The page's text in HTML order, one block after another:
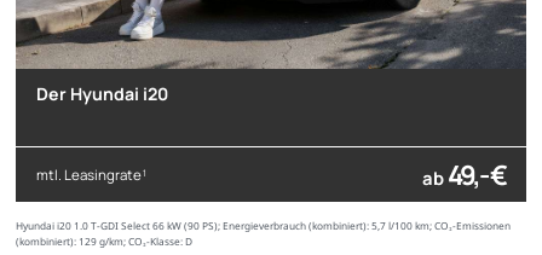
Der Hyundai i20
mtl. Leasingrate1 ab 49,- €
Hyundai i20 1.0 T-GDI Select 66 kW (90 PS); Energieverbrauch (kombiniert): 5,7 l/100 km; CO₂-Emissionen
(kombiniert): 129 g/km; CO₂-Klasse: D